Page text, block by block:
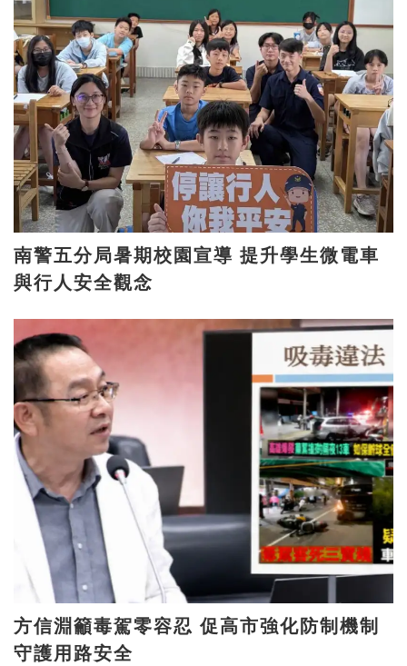
南警五分局暑期校園宣導 提升學生微電車
與行人安全觀念
方信淵籲毒駕零容忍 促高市強化防制機制
守護用路安全